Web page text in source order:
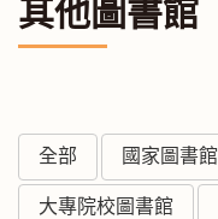
其他圖書館
全部 國家圖書館
大專院校圖書館